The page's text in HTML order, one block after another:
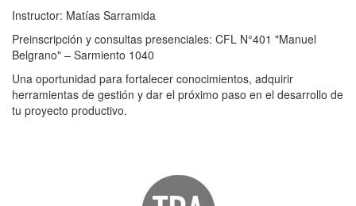
Instructor: Matías Sarramida
Preinscripción y consultas presenciales: CFL N°401 "Manuel
Belgrano" – Sarmiento 1040
Una oportunidad para fortalecer conocimientos, adquirir
herramientas de gestión y dar el próximo paso en el desarrollo de
tu proyecto productivo.